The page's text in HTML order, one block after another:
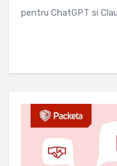
pentru ChatGPT si